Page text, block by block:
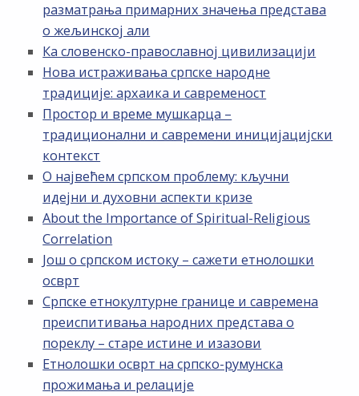
разматрања примарних значења представа
о жељинској али
Ка словенско-православној цивилизацији
Нова истраживања српске народне
традиције: архаика и савременост
Простор и време мушкарца –
традиционални и савремени иницијацијски
контекст
О највећем српском проблему: кључни
идејни и духовни аспекти кризе
About the Importance of Spiritual-Religious
Correlation
Још о српском истоку – сажети етнолошки
осврт
Српске етнокултурне границе и савремена
преиспитивања народних представа о
пореклу – старе истине и изазови
Етнолошки осврт на српско-румунска
прожимања и релације